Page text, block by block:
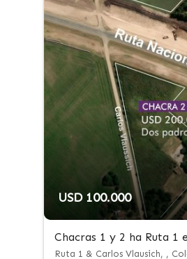
USD 100.000
Ruta 1 & Carlos Vlausich, ,